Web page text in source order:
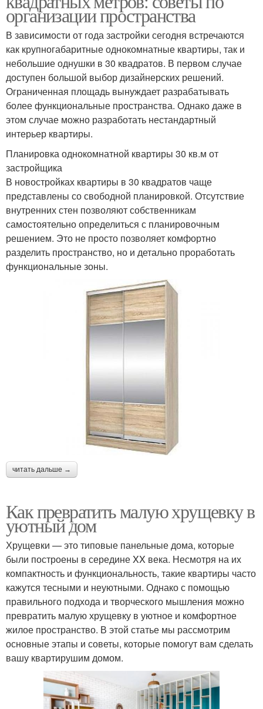
организации пространства
В зависимости от года застройки сегодня встречаются
как крупногабаритные однокомнатные квартиры, так и
небольшие однушки в 30 квадратов. В первом случае
доступен большой выбор дизайнерских решений.
Ограниченная площадь вынуждает разрабатывать
более функциональные пространства. Однако даже в
этом случае можно разработать нестандартный
интерьер квартиры.
Планировка однокомнатной квартиры 30 кв.м от
застройщика
В новостройках квартиры в 30 квадратов чаще
представлены со свободной планировкой. Отсутствие
внутренних стен позволяют собственникам
самостоятельно определиться с планировочным
решением. Это не просто позволяет комфортно
разделить пространство, но и детально проработать
функциональные зоны.
читать дальше →
Как превратить малую хрущевку в
уютный дом
Хрущевки — это типовые панельные дома, которые
были построены в середине XX века. Несмотря на их
компактность и функциональность, такие квартиры часто
кажутся тесными и неуютными. Однако с помощью
правильного подхода и творческого мышления можно
превратить малую хрущевку в уютное и комфортное
жилое пространство. В этой статье мы рассмотрим
основные этапы и советы, которые помогут вам сделать
вашу квартирушим домом.